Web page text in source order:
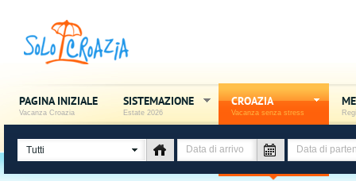
PAGINA INIZIALE
Vacanza Croazia
SISTEMAZIONE
Estate 2026
CROAZIA
Vacanza senza stress
Tutti